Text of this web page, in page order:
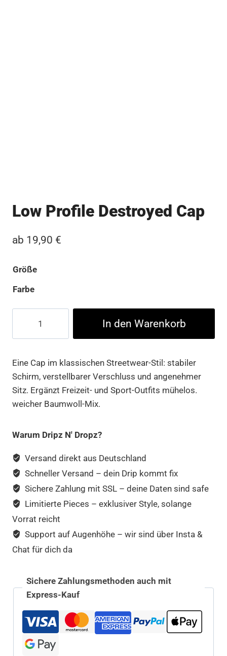
Low Profile Destroyed Cap
ab 19,90 €
Größe
Farbe
Destroyed
Menge
In den Warenkorb
Eine Cap im klassischen Streetwear-Stil: stabiler
Schirm, verstellbarer Verschluss und angenehmer
Sitz. Ergänzt Freizeit- und Sport-Outfits mühelos.
weicher Baumwoll-Mix.
Warum Dripz N' Dropz?
Versand direkt aus Deutschland
Schneller Versand – dein Drip kommt fix
Sichere Zahlung mit SSL – deine Daten sind safe
Limitierte Pieces – exklusiver Style, solange
Vorrat reicht
Support auf Augenhöhe – wir sind über Insta &
Chat für dich da
Sichere Zahlungsmethoden auch mit
Express-Kauf